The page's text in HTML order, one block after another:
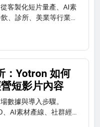
客製化短片量產、AI素
、診所、美業等行業皆
：Yotron 如何
短影片內容
數據與導入步驟。
AI素材產線、社群經營